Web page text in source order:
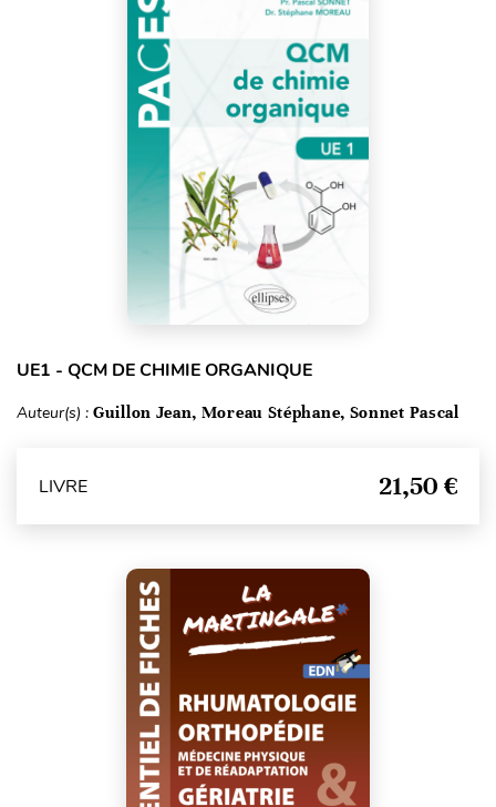
UE1 - QCM DE CHIMIE ORGANIQUE
Auteur(s) : Guillon Jean, Moreau Stéphane, Sonnet Pascal
LIVRE 21,50 €